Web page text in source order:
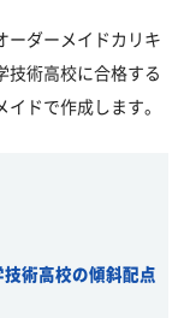
ーダーメイドカリキ
技術高校に合格する
ドで作成します。
術高校の傾斜配点